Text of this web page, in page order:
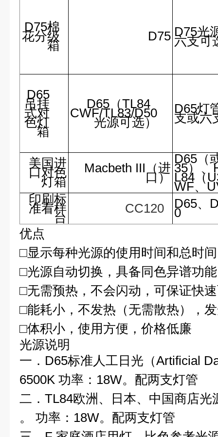
D75棉
花分级
箱
D75 D75光
六支可
D65
吊挂
式对
色灯
箱
D65（TL84
CWF/TL83/D50
光源可选）
D65灯
支或六
美国进
口对色
灯箱
Macbeth III（进
口）
D65（
35）、
L84（
WF、
印刷标
准看样
台
CC120 D65、
0
优点
□显示每种光源的使用时间和总时间
□光源自动切换，具备同色异谱功能
□无需预热，不会闪动，可保证快
□能耗小，不发热（无需散热），
□体积小，使用方便，价格低廉
光源说明
一．D65标准人工日光（Artificial
6500K 功率：18W。配两支灯管
二．TL84欧洲、日本、中国商店光
。 功率：18W。配两支灯管